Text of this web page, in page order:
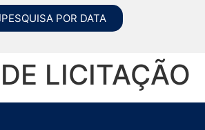
PESQUISA POR DATA
LICITAÇÃO